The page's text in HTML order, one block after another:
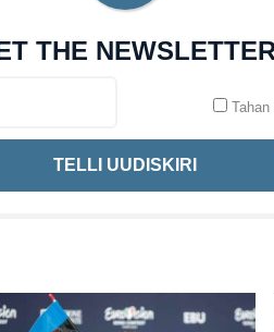
THE NEWSLETTER
Tahan
TELLI UUDISKIRI